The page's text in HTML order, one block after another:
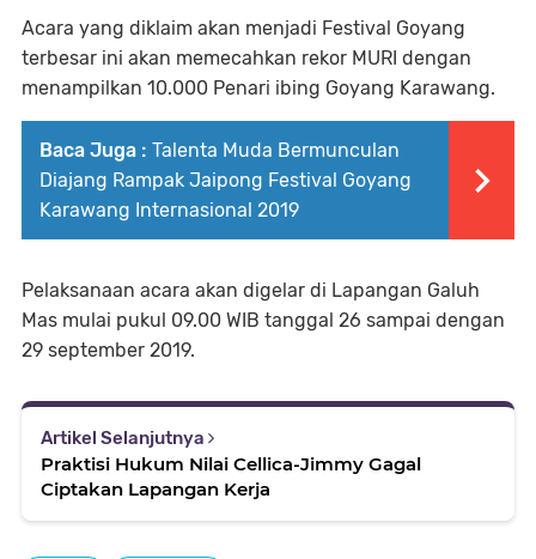
Acara yang diklaim akan menjadi Festival Goyang
terbesar ini akan memecahkan rekor MURI dengan
menampilkan 10.000 Penari ibing Goyang Karawang.
Baca Juga : Talenta Muda Bermunculan
Diajang Rampak Jaipong Festival Goyang
Karawang Internasional 2019
Pelaksanaan acara akan digelar di Lapangan Galuh
Mas mulai pukul 09.00 WIB tanggal 26 sampai dengan
29 september 2019.
Artikel Selanjutnya
Praktisi Hukum Nilai Cellica-Jimmy Gagal
Ciptakan Lapangan Kerja